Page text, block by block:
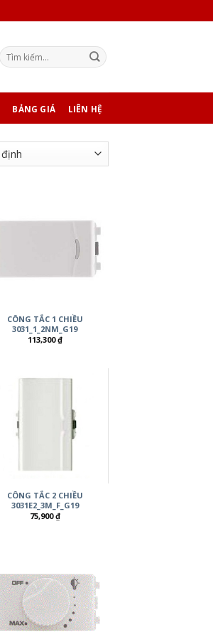
BẢNG GIÁ LIÊN HỆ
CÔNG TẮC 1 CHIỀU
3031_1_2NM_G19
113,300₫
CÔNG TẮC 2 CHIỀU
3031E2_3M_F_G19
75,900₫